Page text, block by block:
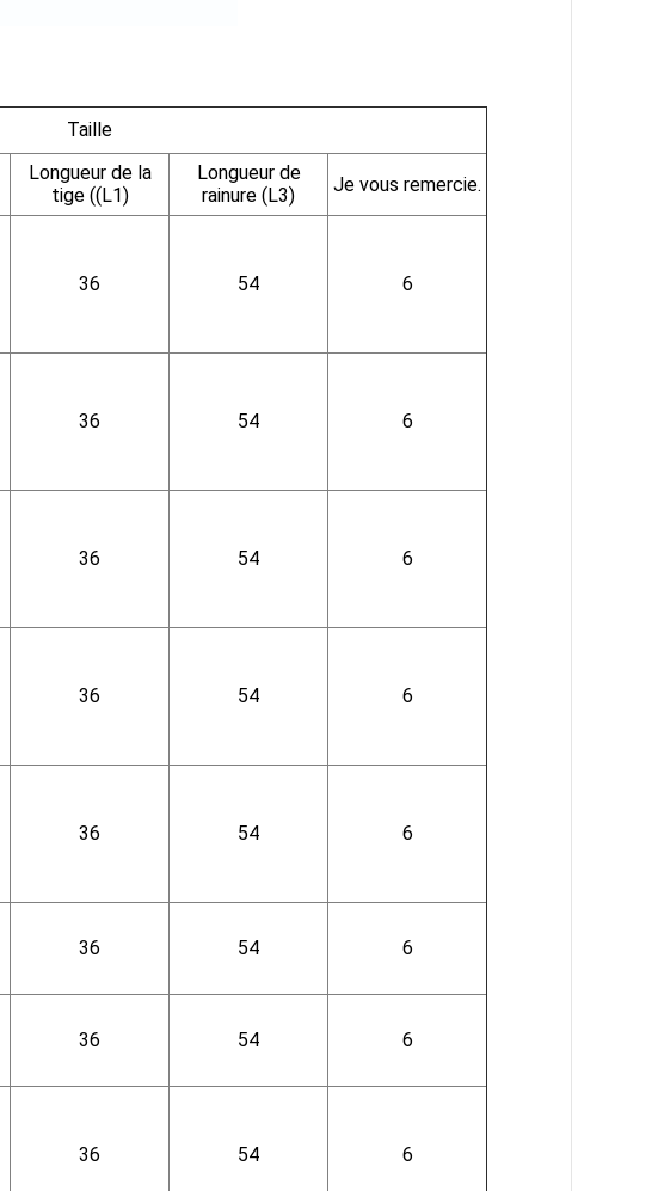
Taille
Longueur de la
tige ((L1)
Longueur de
rainure (L3)
Je vous remercie.
36 54 6
36 54 6
36 54 6
36 54 6
36 54 6
36 54 6
36 54 6
36 54 6